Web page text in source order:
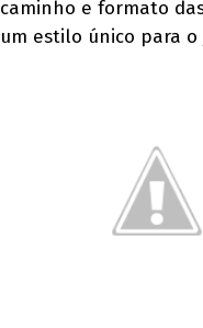
caminho e formato
um estilo único para o